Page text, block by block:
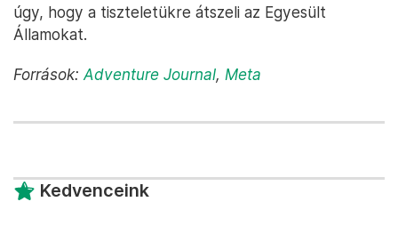
úgy, hogy a tiszteletükre átszeli az Egyesült
Államokat.
Források: Adventure Journal, Meta
Kedvenceink